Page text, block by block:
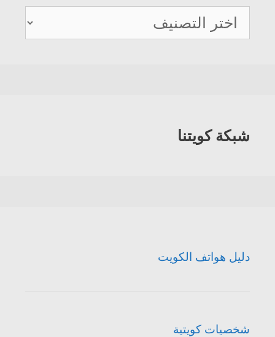
دليل
هواتف
شبكة كويتنا
دليل هواتف الكويت
شخصيات كويتية